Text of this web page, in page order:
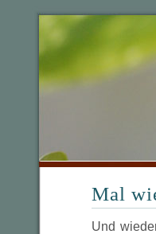
Mal
Und